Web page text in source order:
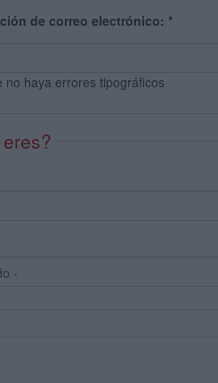
de correo electrónico: *
no haya errores tipográficos